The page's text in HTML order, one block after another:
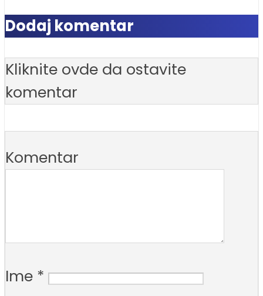
Dodaj komentar
Kliknite ovde da ostavite
komentar
Komentar
Ime *